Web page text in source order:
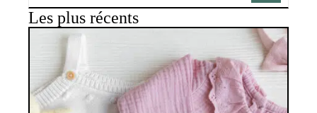
Les plus récents